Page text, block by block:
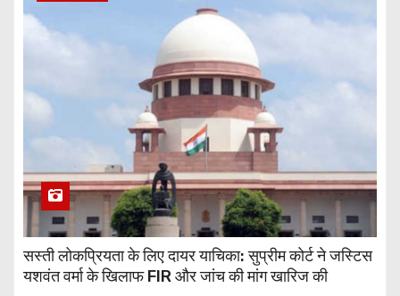
सस्ती लोकप्रियता के लिए दायर याचिका: सुप्रीम कोर्ट ने जस्टिस
यशवंत वर्मा के खिलाफ FIR और जांच की मांग खारिज की